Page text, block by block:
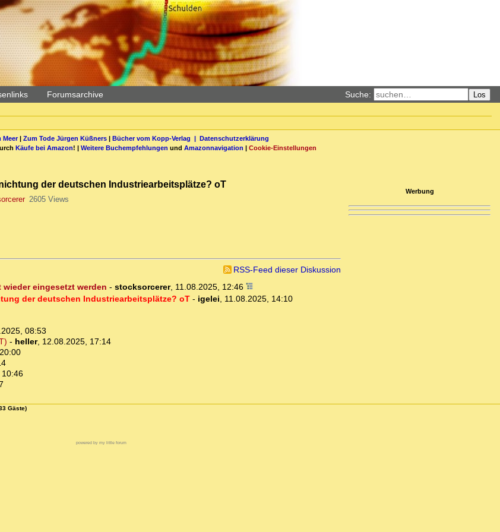
Forumsarchive Suche: Los
Meer| Zum Tode Jürgen Küßners| Bücher vom Kopp-Verlag | Datenschutzerklärung
Käufe bei Amazon! | Weitere Buchempfehlungen und Amazonnavigation | Cookie-Einstellungen
der deutschen Industriearbeitsplätze? oT
2605 Views
RSS-Feed dieser Diskussion
eingesetzt werden - stocksorcerer, 11.08.2025, 12:46
der deutschen Industriearbeitsplätze? oT- igelei, 11.08.2025, 14:10
08:53
- heller, 12.08.2025, 17:14
Werbung
Gäste)
powered by my little forum